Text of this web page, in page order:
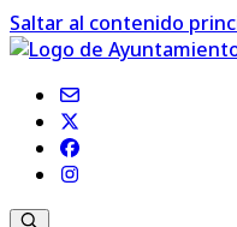
Saltar al contenido